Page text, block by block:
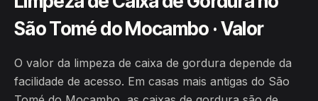
São Tomé do Mocambo · Valor
O valor da limpeza de caixa de gordura depende da
facilidade de acesso. Em casas mais antigas do São